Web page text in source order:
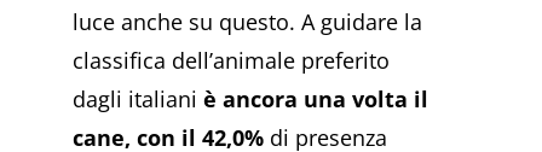
luce anche su questo. A guidare la
classifica dell’animale preferito
dagli italiani è ancora una volta il
cane, con il 42,0% di presenza